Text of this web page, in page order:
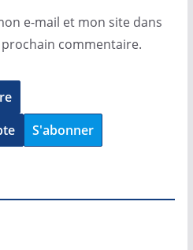
e-mail et mon site dans
commentaire.
S'abonner